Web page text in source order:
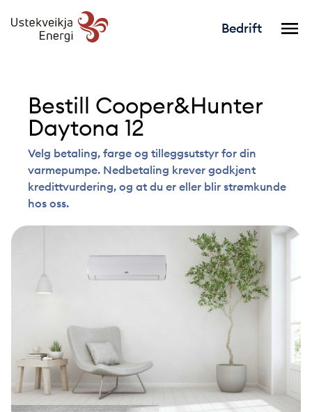
Bedrift
Bestill Cooper&Hunter
Daytona 12
Velg betaling, farge og tilleggsutstyr for din
varmepumpe. Nedbetaling krever godkjent
kredittvurdering, og at du er eller blir strømkunde
hos oss.